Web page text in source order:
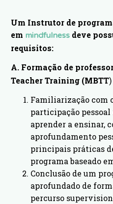
Um Instrutor de
em mindfulness deve
requisitos:
A. Formação de
Teacher Training (MBTT)
Familiarização com
participação pessoal
aprender a ensinar,
aprofundamento
principais práticas
programa baseado
Conclusão de um
aprofundado de
percurso